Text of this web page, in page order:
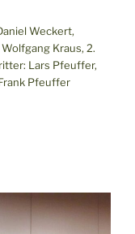
Weckert,
Kraus, 2.
Lars Pfeuffer,
Pfeuffer